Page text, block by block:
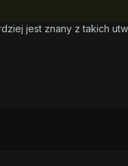
jest znany z takich